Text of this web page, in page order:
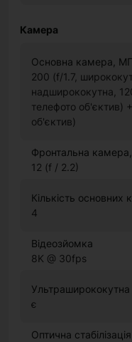
Камера
Основна камера,
200 (f/1.7,
надширококутна,
телефото об'єктив)
об'єктив)
Фронтальна
12 (f / 2.2)
Кількість основних
4
Відеозйомка
8K @ 30fps
є
Оптична стабілізація